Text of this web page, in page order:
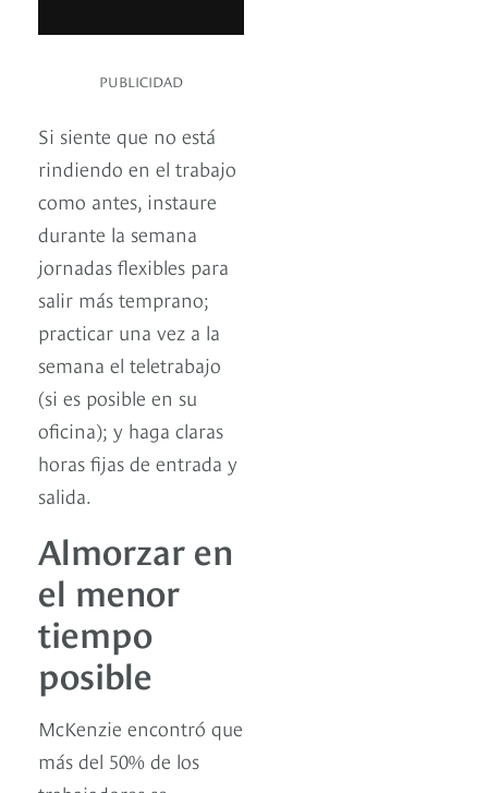
PUBLICIDAD
Si siente que no está
rindiendo en el trabajo
como antes, instaure
durante la semana
jornadas flexibles para
salir más temprano;
practicar una vez a la
semana el teletrabajo
(si es posible en su
oficina); y haga claras
horas fijas de entrada y
salida.
Almorzar en
el menor
tiempo
posible
McKenzie encontró que
más del 50% de los